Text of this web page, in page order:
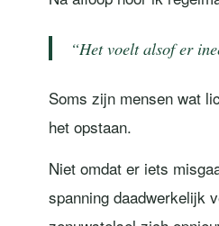
“Het voelt alsof er
Soms zijn mensen wat
het opstaan.
Niet omdat er iets
spanning daadwerkelijk